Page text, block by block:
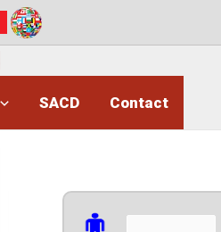
SACD Contact